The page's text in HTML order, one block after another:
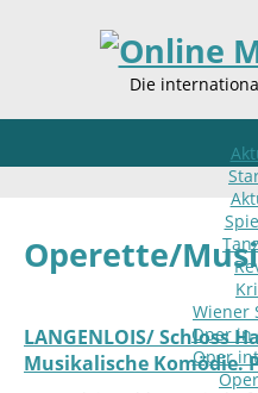
Die
Wiener
Oper in
Oper
Operette/
LANGENLOIS/ Schloss
Musikalische Komödie.